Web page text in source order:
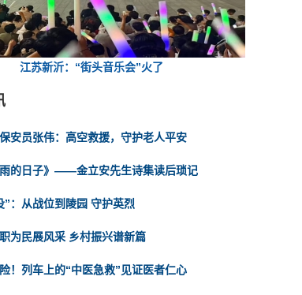
江苏新沂：“街头音乐会”火了
安员张伟：高空救援，守护老人平安
的日子》——金立安先生诗集读后琐记
”：从战位到陵园 守护英烈
为民展风采 乡村振兴谱新篇
！列车上的“中医急救”见证医者仁心